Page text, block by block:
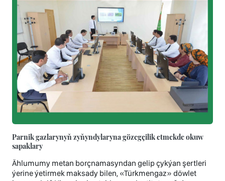
Parnik gazlarynyň zyňyndylaryna gözegçilik etmekde okuw
sapaklary
Ählumumy metan borçnamasyndan gelip çykýan şertleri
ýerine ýetirmek maksady bilen, «Türkmengaz» döwlet